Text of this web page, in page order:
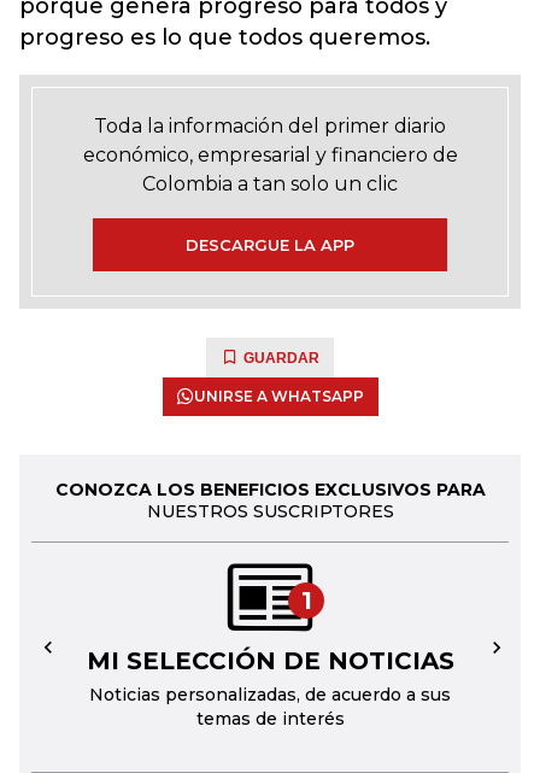
porque genera progreso para todos y
progreso es lo que todos queremos.
Toda la información del primer diario
económico, empresarial y financiero de
Colombia a tan solo un clic
DESCARGUE LA APP
GUARDAR
UNIRSE A WHATSAPP
CONOZCA LOS BENEFICIOS EXCLUSIVOS PARA
NUESTROS SUSCRIPTORES
1
MI SELECCIÓN DE NOTICIAS
Noticias personalizadas, de acuerdo a sus
temas de interés
← →